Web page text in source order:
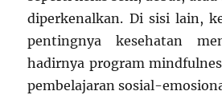
diperkenalkan. Di sisi lain,
pentingnya kesehatan
hadirnya program
pembelajaran sosial-